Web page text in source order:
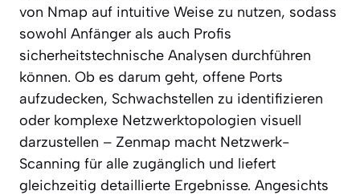
von Nmap auf intuitive Weise zu nutzen, sodass
sowohl Anfänger als auch Profis
sicherheitstechnische Analysen durchführen
können. Ob es darum geht, offene Ports
aufzudecken, Schwachstellen zu identifizieren
oder komplexe Netzwerktopologien visuell
darzustellen – Zenmap macht Netzwerk-
Scanning für alle zugänglich und liefert
gleichzeitig detaillierte Ergebnisse. Angesichts